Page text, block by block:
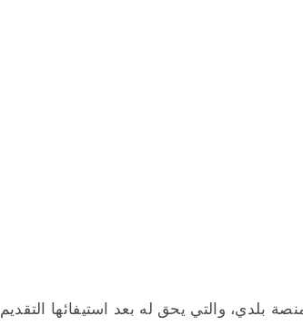
بلدي، والتي يحق له بعد استيفائها التقديم